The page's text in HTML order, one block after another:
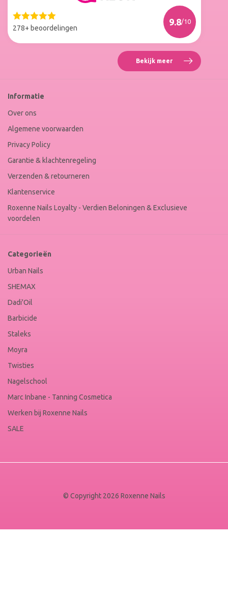
278+ beoordelingen
9.8/10
Web
Winkel
Bekijk meer Reviews
Roxenne
Informatie
Over ons
Algemene voorwaarden
Privacy Policy
Garantie & klachtenregeling
Verzenden & retourneren
Klantenservice
Roxenne Nails Loyalty - Verdien Beloningen & Exclusieve
voordelen
Categorieën
Urban Nails
SHEMAX
Dadi'Oil
Barbicide
Staleks
Moyra
Twisties
Nagelschool
Marc Inbane - Tanning Cosmetica
Werken bij Roxenne Nails
SALE
© Copyright 2026 Roxenne Nails